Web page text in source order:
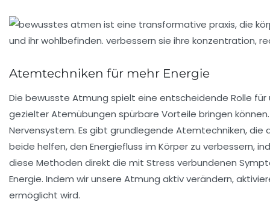
Atemtechniken für mehr Energie
Die bewusste Atmung spielt eine entscheidende Rolle
gezielter Atemübungen spürbare Vorteile bringen
Nervensystem. Es gibt grundlegende Atemtechniken, die
beide helfen, den Energiefluss im Körper zu verbessern,
diese Methoden direkt die mit Stress verbundenen
Energie. Indem wir unsere Atmung aktiv verändern,
ermöglicht wird.